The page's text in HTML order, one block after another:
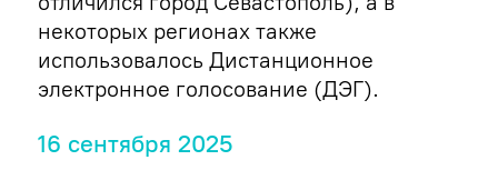
некоторых регионах также
использовалось Дистанционное
электронное голосование (ДЭГ).
16 сентября 2025